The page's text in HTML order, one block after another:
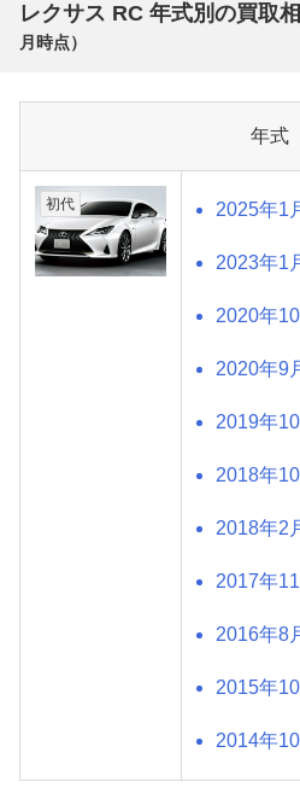
レクサス RC 年式別の買取
月 時点）
年式
初代 2025年1
2023年1
2020年
2020年9
2019年
2018年
2018年2
2017年
2016年8
2015年
2014年